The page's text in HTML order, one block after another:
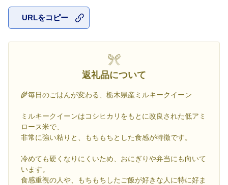
URLをコピー
返礼品について
🌾毎日のごはんが変わる、栃木県産ミルキークイーン
ミルキークイーンはコシヒカリをもとに改良された低アミ
ロース米で、
非常に強い粘りと、もちもちとした食感が特徴です。
冷めても硬くなりにくいため、おにぎりや弁当にも向いて
います。
食感重視の人や、もちもちしたご飯が好きな人に特に好ま